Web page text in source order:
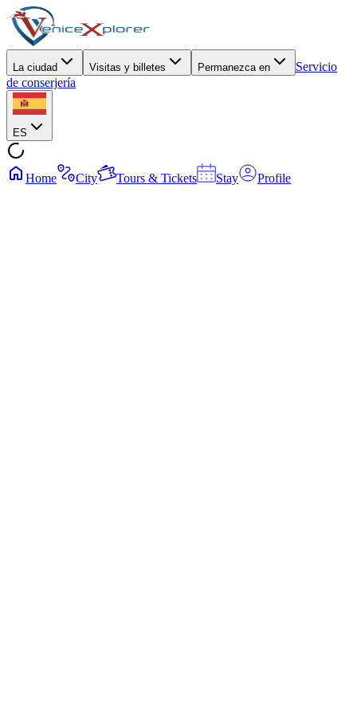
La ciudad Visitas y billetes Permanezca en
Servicio
de conserjería
ES
Home City Tours & Tickets Stay Profile